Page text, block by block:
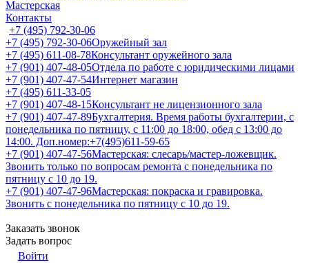
Мастерская
Контакты
+7 (495) 792-30-06
+7 (495) 792-30-06Оружейный зал
+7 (495) 611-08-78Консультант оружейного зала
+7 (901) 407-48-05Отдела по работе с юридическими лицами
+7 (901) 407-47-54Интернет магазин
+7 (495) 611-33-05
+7 (901) 407-48-15Консультант не лицензионного зала
+7 (901) 407-47-89Бухгалтерия. Время работы бухгалтерии, с
понедельника по пятницу, с 11:00 до 18:00, обед с 13:00 до
14:00. Доп.номер:+7(495)611-59-65
+7 (901) 407-47-56Мастерская: слесарь/мастер-ложевщик.
Звонить только по вопросам ремонта с понедельника по
пятницу с 10 до 19.
+7 (901) 407-47-96Мастерская: покраска и гравировка.
Звонить с понедельника по пятницу с 10 до 19.
Заказать звонок
Задать вопрос
Войти